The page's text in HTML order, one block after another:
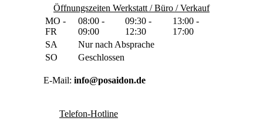
Öffnungszeiten Werkstatt / Büro / Verkauf
MO -
FR
08:00 -
09:00
09:30 -
12:30
13:00 -
17:00
SA
Nur nach Absprache
SO
Geschlossen
E-Mail: info@posaidon.de
Telefon-Hotline